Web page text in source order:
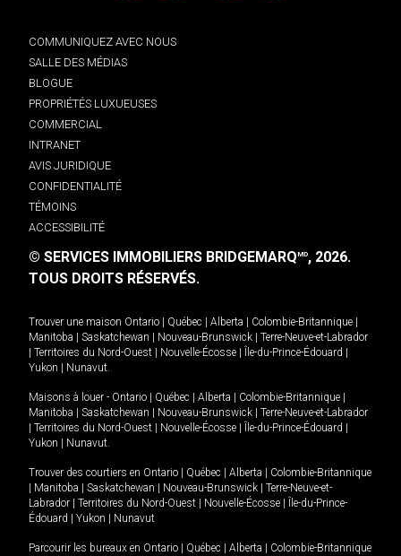
COMMUNIQUEZ AVEC NOUS
SALLE DES MÉDIAS
BLOGUE
PROPRIÉTÉS LUXUEUSES
COMMERCIAL
INTRANET
AVIS JURIDIQUE
CONFIDENTIALITÉ
TÉMOINS
ACCESSIBILITÉ
© SERVICES IMMOBILIERS BRIDGEMARQMD, 2026.
TOUS DROITS RÉSERVÉS.
Trouver une maison Ontario Québec Alberta Colombie-Britannique
Manitoba
Saskatchewan Nouveau-Brunswick
Terre-Neuve-et-Labrador
Territoires du Nord-Ouest Nouvelle-Écosse Île-du-Prince-Édouard
Yukon
Nunavut.
Maisons à louer - Ontario Québec Alberta Colombie-Britannique
Manitoba
Saskatchewan Nouveau-Brunswick
Terre-Neuve-et-Labrador
Territoires du Nord-Ouest Nouvelle-Écosse Île-du-Prince-Édouard
Yukon
Nunavut.
Trouver des courtiers en Ontario Québec Alberta
Colombie-Britannique
Manitoba Saskatchewan Nouveau-Brunswick
Terre-Neuve-et-
Labrador
Territoires du Nord-Ouest Nouvelle-Écosse
Île-du-Prince-
Édouard
Yukon Nunavut
Parcourir les bureaux en Ontario Québec Alberta
Colombie-Britannique